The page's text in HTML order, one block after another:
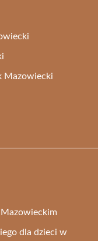
Mazowiecki
dla dzieci w